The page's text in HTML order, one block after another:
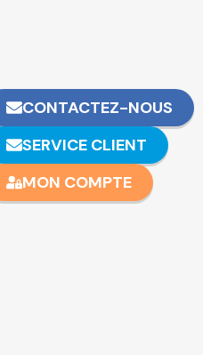
CONTACTEZ-NOUS
SERVICE CLIENT
MON COMPTE